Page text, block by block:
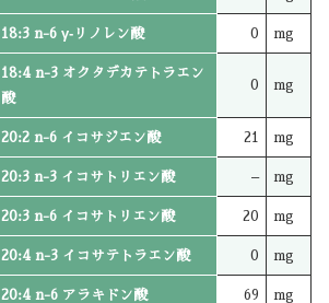
18:3 n-6 γ‐リノレン酸 0 mg
18:4 n-3 オクタデカテトラエン
酸
0 mg
20:2 n-6 イコサジエン酸 21 mg
20:3 n-3 イコサトリエン酸 – mg
20:3 n-6 イコサトリエン酸 20 mg
20:4 n-3 イコサテトラエン酸 0 mg
20:4 n-6 アラキドン酸 69 mg